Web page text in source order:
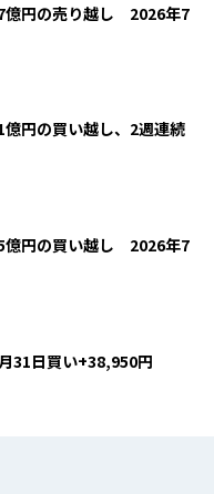
億円の売り越し 2026年7
円の買い越し、2週連続
億円の買い越し 2026年7
31日買い+38,950円